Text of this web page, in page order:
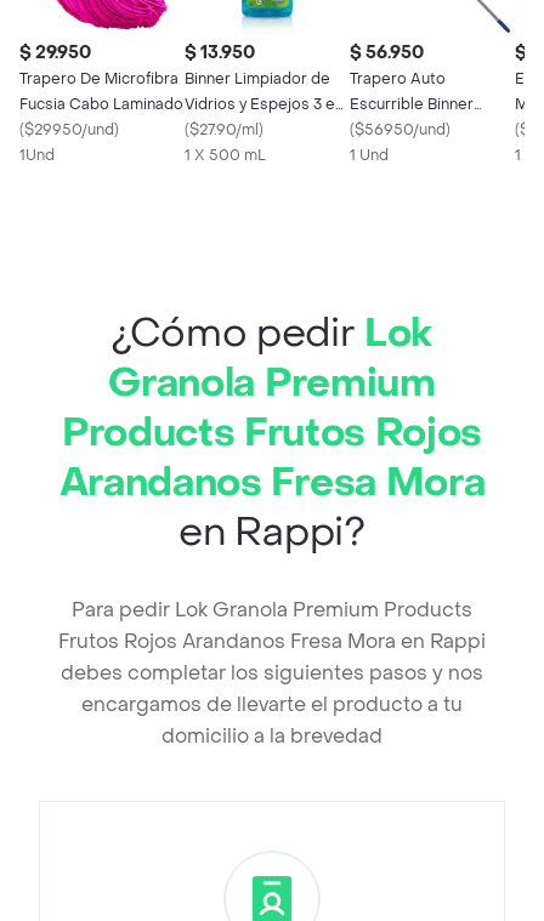
$ 29.950
Trapero De Microfibra
Fucsia Cabo Laminado
($29950/und)
1Und
$ 13.950
Binner Limpiador de
Vidrios y Espejos 3 en
1
($27.90/ml)
1 X 500 mL
$ 56.950
Trapero Auto
Escurrible Binner
107561
($56950/und)
1 Und
$
(
1 X
¿Cómo pedir Lok
Granola Premium
Products Frutos Rojos
Arandanos Fresa Mora
en Rappi?
Para pedir Lok Granola Premium Products
Frutos Rojos Arandanos Fresa Mora en Rappi
debes completar los siguientes pasos y nos
encargamos de llevarte el producto a tu
domicilio a la brevedad